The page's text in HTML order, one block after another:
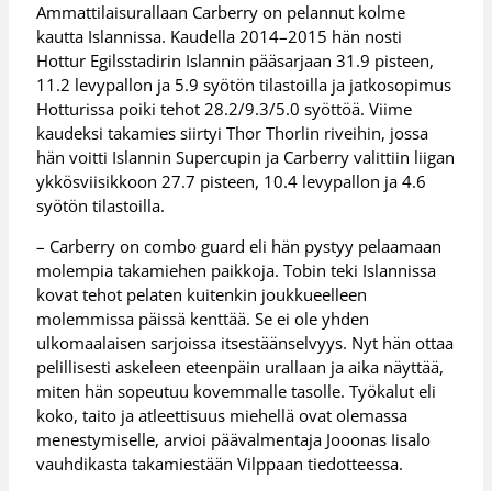
Ammattilaisurallaan Carberry on pelannut kolme
kautta Islannissa. Kaudella 2014–2015 hän nosti
Hottur Egilsstadirin Islannin pääsarjaan 31.9 pisteen,
11.2 levypallon ja 5.9 syötön tilastoilla ja jatkosopimus
Hotturissa poiki tehot 28.2/9.3/5.0 syöttöä. Viime
kaudeksi takamies siirtyi Thor Thorlin riveihin, jossa
hän voitti Islannin Supercupin ja Carberry valittiin liigan
ykkösviisikkoon 27.7 pisteen, 10.4 levypallon ja 4.6
syötön tilastoilla.
– Carberry on combo guard eli hän pystyy pelaamaan
molempia takamiehen paikkoja. Tobin teki Islannissa
kovat tehot pelaten kuitenkin joukkueelleen
molemmissa päissä kenttää. Se ei ole yhden
ulkomaalaisen sarjoissa itsestäänselvyys. Nyt hän ottaa
pelillisesti askeleen eteenpäin urallaan ja aika näyttää,
miten hän sopeutuu kovemmalle tasolle. Työkalut eli
koko, taito ja atleettisuus miehellä ovat olemassa
menestymiselle, arvioi päävalmentaja Jooonas Iisalo
vauhdikasta takamiestään Vilppaan tiedotteessa.